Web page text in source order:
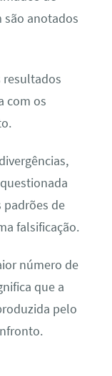
são anotados
resultados
com os
de
falsificação.
número de
que a
pelo